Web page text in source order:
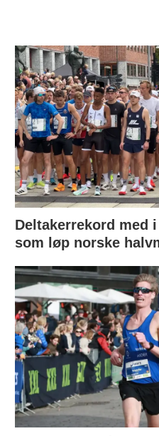
Deltakerrekord med
som løp norske